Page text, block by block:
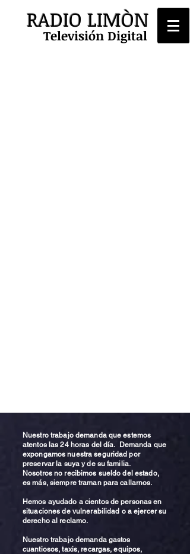
RADIO LIMÒN
Televisión Digital
Nuestro trabajo demanda que estemos
atentos las 24 horas del día. Demanda que
expongamos nuestra seguridad por
preservar la suya y de su familia.
Nosotros no recibimos sueldo del estado,
es más, siempre traman para callarnos.
Hemos ayudado a cientos de personas en
situaciones de vulnerabilidad o a ejercer su
derecho al reclamo.
Nuestro trabajo demanda gastos
cuantiosos, taxis, recargas, equipos,